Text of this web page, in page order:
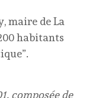
maire de La
habitants
composée de